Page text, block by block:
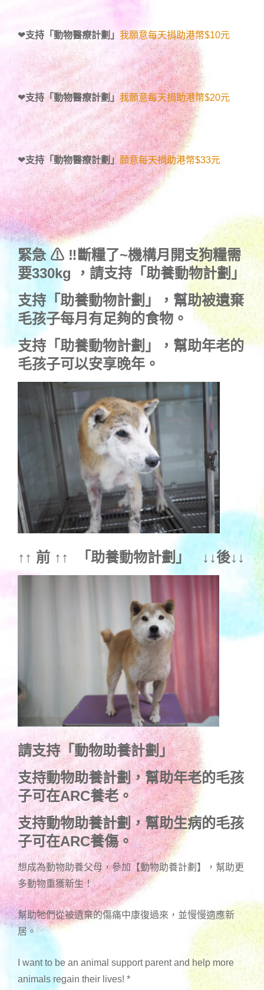
❤支持「動物醫療計劃」 我願意每天捐助港幣$10元
❤支持「動物醫療計劃」 我願意每天捐助港幣$20元
❤支持「動物醫療計劃」 願意每天捐助港幣$33元
緊急 ⚠ ‼斷糧了~機構月開支狗糧需
要330kg ， 請支持「助養動物計劃」
支持 「助養動物計劃」
，幫助被遺棄
毛孩子每月有足夠的食物。
支持 「助養動物計劃」
，幫助年老的
毛孩子可以安享晚年。
↑↑ 前 ↑↑ 「助養動物計劃 」 ↓↓後↓↓
請支持「動物助養計劃」
支持動物助養計劃，幫助年老的毛孩
子可在ARC養老。
支持動物助養計劃，幫助生病的毛孩
子可在ARC養傷。
想成為動物助養父母，參加【動物助養計劃】，幫助更
多動物重獲新生！
幫助牠們從被遺棄的傷痛中康復過來，並慢慢適應新
居。
I want to be an animal support parent and help more
animals regain their lives! *